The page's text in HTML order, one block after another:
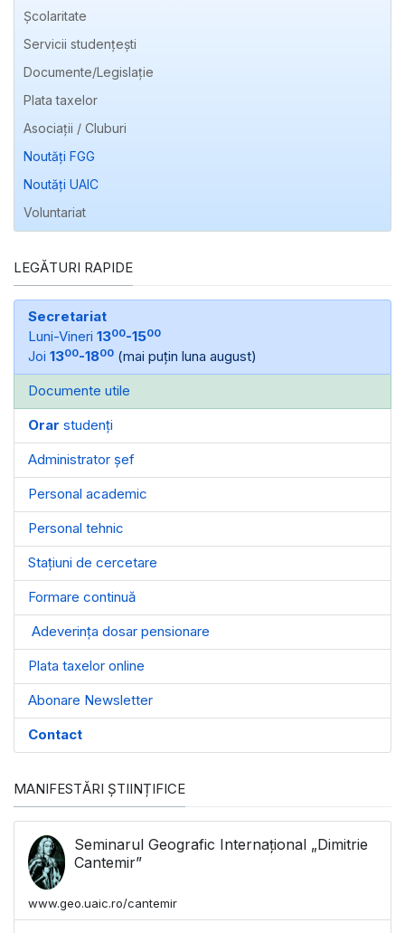
Școlaritate
Servicii studențești
Documente/Legislație
Plata taxelor
Asociații / Cluburi
Noutăți FGG
Noutăți UAIC
Voluntariat
LEGĂTURI RAPIDE
Secretariat
Luni-Vineri 1300-1500
Joi 1300-1800 (mai puțin luna august)
Documente utile
Orar studenți
Administrator șef
Personal academic
Personal tehnic
Stațiuni de cercetare
Formare continuă
Adeverința dosar pensionare
Plata taxelor online
Abonare Newsletter
Contact
MANIFESTĂRI ȘTIINȚIFICE
Seminarul Geografic Internațional „Dimitrie
Cantemir”
www.geo.uaic.ro/cantemir